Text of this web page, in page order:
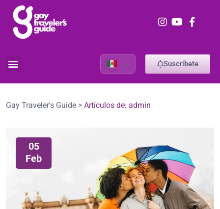
Suscríbete
Gay Traveler's Guide > Artículos de: admin
05
Feb